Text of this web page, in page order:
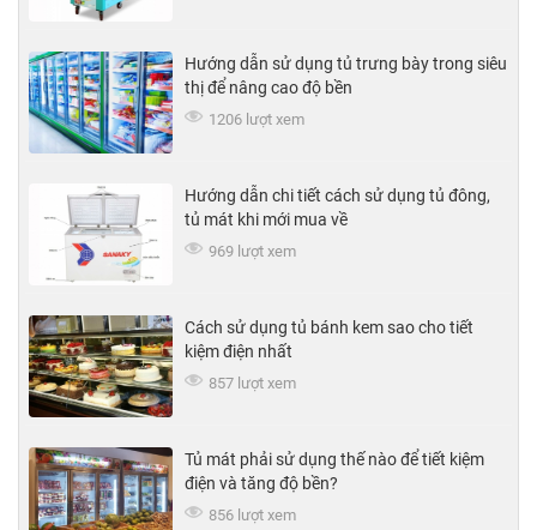
Hướng dẫn sử dụng tủ trưng bày trong siêu
thị để nâng cao độ bền
1206 lượt xem
Hướng dẫn chi tiết cách sử dụng tủ đông,
tủ mát khi mới mua về
969 lượt xem
Cách sử dụng tủ bánh kem sao cho tiết
kiệm điện nhất
857 lượt xem
Tủ mát phải sử dụng thế nào để tiết kiệm
điện và tăng độ bền?
856 lượt xem